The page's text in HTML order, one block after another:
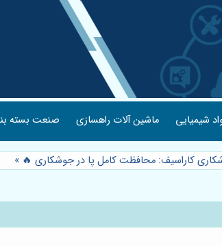
شیمیایی ماشین آلات راهسازی صنعت بسته
کاراسیف: محافظت کامل پا در جوشکاری 🔥 »